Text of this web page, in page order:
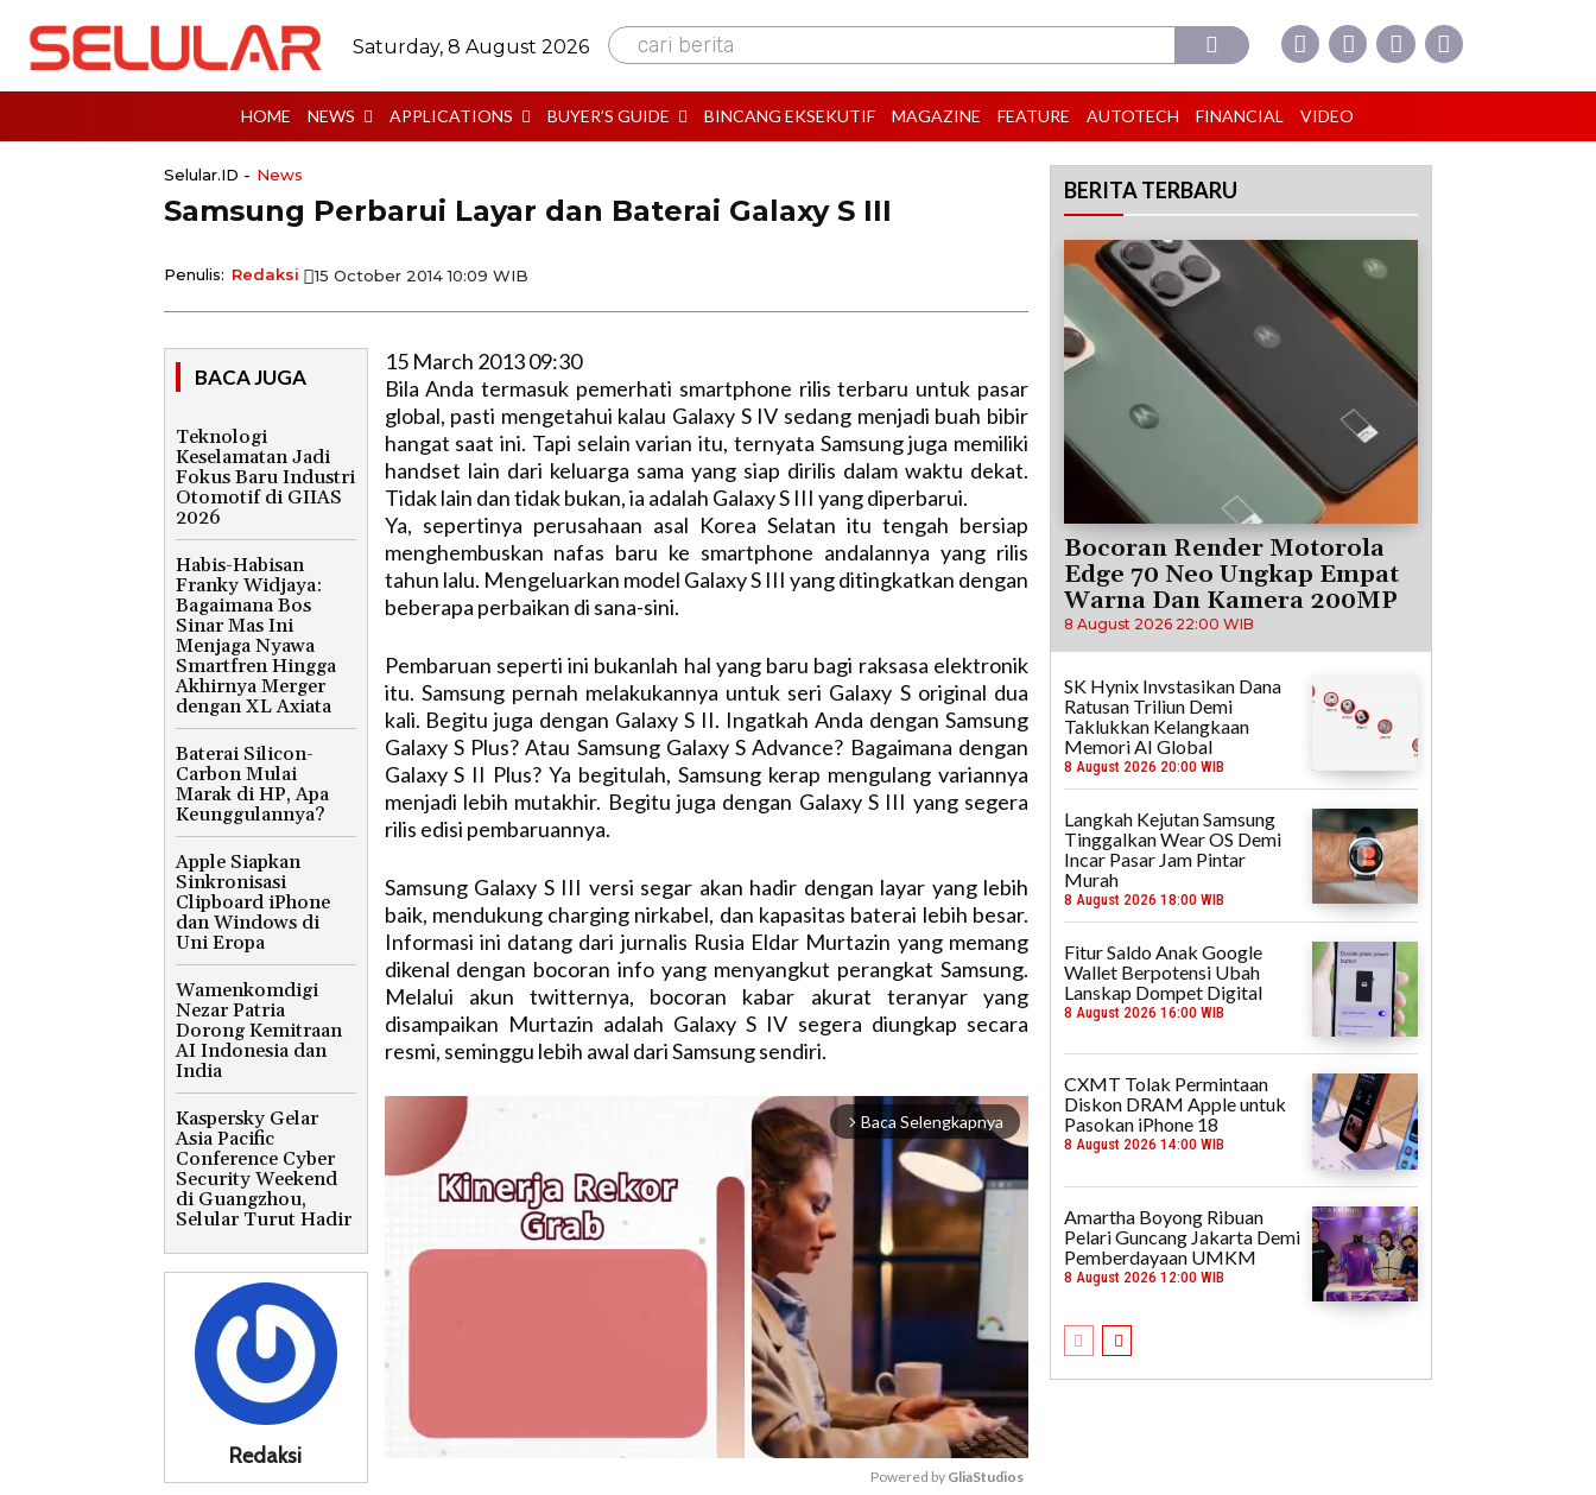
Saturday, 8 August 2026 cari berita
HOME NEWS APPLICATIONS BUYER’S GUIDE BINCANG EKSEKUTIF MAGAZINE FEATURE AUTOTECH FINANCIAL VIDEO
Selular.ID - News
Samsung Perbarui Layar dan Baterai Galaxy S III
Penulis: Redaksi 15 October 2014 10:09 WIB
BACA JUGA
Teknologi
Keselamatan Jadi
Fokus Baru Industri
Otomotif di GIIAS
2026
Habis-Habisan
Franky Widjaya:
Bagaimana Bos
Sinar Mas Ini
Menjaga Nyawa
Smartfren Hingga
Akhirnya Merger
dengan XL Axiata
Baterai Silicon-
Carbon Mulai
Marak di HP, Apa
Keunggulannya?
Apple Siapkan
Sinkronisasi
Clipboard iPhone
dan Windows di
Uni Eropa
Wamenkomdigi
Nezar Patria
Dorong Kemitraan
AI Indonesia dan
India
Kaspersky Gelar
Asia Pacific
Conference Cyber
Security Weekend
di Guangzhou,
Selular Turut Hadir
Redaksi
15 March 2013 09:30
Bila Anda termasuk pemerhati smartphone rilis terbaru untuk pasar
global, pasti mengetahui kalau Galaxy S IV sedang menjadi buah bibir
hangat saat ini. Tapi selain varian itu, ternyata Samsung juga memiliki
handset lain dari keluarga sama yang siap dirilis dalam waktu dekat.
Tidak lain dan tidak bukan, ia adalah Galaxy S III yang diperbarui.
Ya, sepertinya perusahaan asal Korea Selatan itu tengah bersiap
menghembuskan nafas baru ke smartphone andalannya yang rilis
tahun lalu. Mengeluarkan model Galaxy S III yang ditingkatkan dengan
beberapa perbaikan di sana-sini.
Pembaruan seperti ini bukanlah hal yang baru bagi raksasa elektronik
itu. Samsung pernah melakukannya untuk seri Galaxy S original dua
kali. Begitu juga dengan Galaxy S II. Ingatkah Anda dengan Samsung
Galaxy S Plus? Atau Samsung Galaxy S Advance? Bagaimana dengan
Galaxy S II Plus? Ya begitulah, Samsung kerap mengulang variannya
menjadi lebih mutakhir. Begitu juga dengan Galaxy S III yang segera
rilis edisi pembaruannya.
Samsung Galaxy S III versi segar akan hadir dengan layar yang lebih
baik, mendukung charging nirkabel, dan kapasitas baterai lebih besar.
Informasi ini datang dari jurnalis Rusia Eldar Murtazin yang memang
dikenal dengan bocoran info yang menyangkut perangkat Samsung.
Melalui akun twitternya, bocoran kabar akurat teranyar yang
disampaikan Murtazin adalah Galaxy S IV segera diungkap secara
resmi, seminggu lebih awal dari Samsung sendiri.
arrow_forward_ios Baca Selengkapnya
Powered by GliaStudios
BERITA TERBARU
Bocoran Render Motorola
Edge 70 Neo Ungkap Empat
Warna Dan Kamera 200MP
8 August 2026 22:00 WIB
SK Hynix Invstasikan Dana
Ratusan Triliun Demi
Taklukkan Kelangkaan
Memori AI Global
8 August 2026 20:00 WIB
Langkah Kejutan Samsung
Tinggalkan Wear OS Demi
Incar Pasar Jam Pintar
Murah
8 August 2026 18:00 WIB
Fitur Saldo Anak Google
Wallet Berpotensi Ubah
Lanskap Dompet Digital
8 August 2026 16:00 WIB
CXMT Tolak Permintaan
Diskon DRAM Apple untuk
Pasokan iPhone 18
8 August 2026 14:00 WIB
Amartha Boyong Ribuan
Pelari Guncang Jakarta Demi
Pemberdayaan UMKM
8 August 2026 12:00 WIB